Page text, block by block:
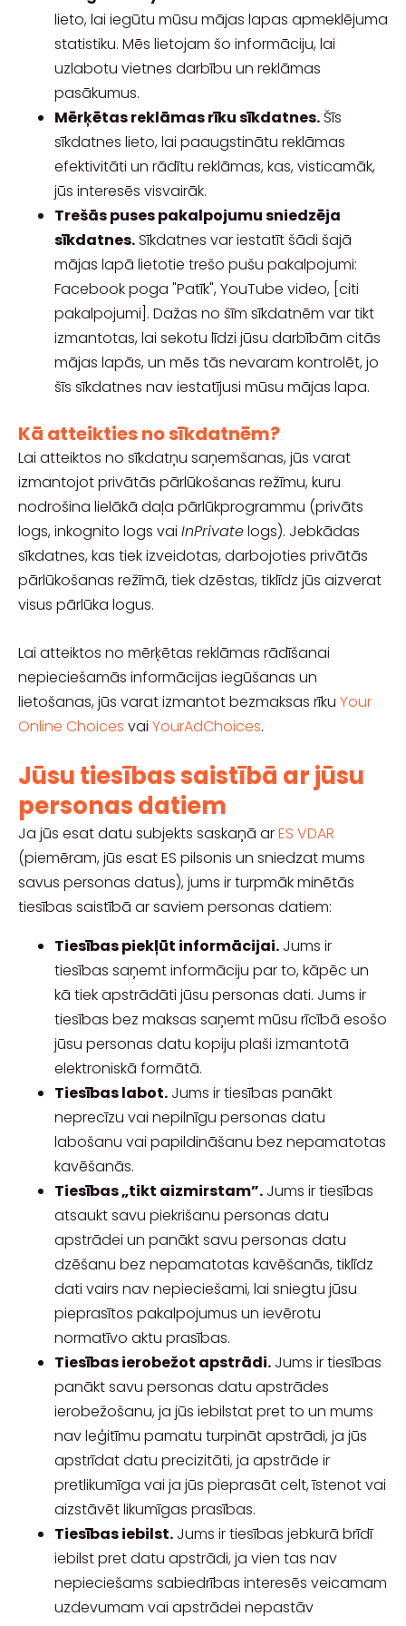
lieto, lai iegūtu mūsu mājas lapas apmeklējuma
statistiku. Mēs lietojam šo informāciju, lai
uzlabotu vietnes darbību un reklāmas
pasākumus.
Mērķētas reklāmas rīku sīkdatnes.Šīs
sīkdatnes lieto, lai paaugstinātu reklāmas
efektivitāti un rādītu reklāmas, kas, visticamāk,
jūs interesēs visvairāk.
Trešās puses pakalpojumu sniedzēja
sīkdatnes.Sīkdatnes var iestatīt šādi šajā
mājas lapā lietotie trešo pušu pakalpojumi:
Facebook poga "Patīk", YouTube video, [citi
pakalpojumi]. Dažas no šīm sīkdatnēm var tikt
izmantotas, lai sekotu līdzi jūsu darbībām citās
mājas lapās, un mēs tās nevaram kontrolēt, jo
šīs sīkdatnes nav iestatījusi mūsu mājas lapa.
Kā atteikties no sīkdatnēm?
Lai atteiktos no sīkdatņu saņemšanas, jūs varat
izmantojot privātās pārlūkošanas režīmu, kuru
nodrošina lielākā daļa pārlūkprogrammu (privāts
logs, inkognito logs vai InPrivatelogs). Jebkādas
sīkdatnes, kas tiek izveidotas, darbojoties privātās
pārlūkošanas režīmā, tiek dzēstas, tiklīdz jūs aizverat
visus pārlūka logus.
Lai atteiktos no mērķētas reklāmas rādīšanai
nepieciešamās informācijas iegūšanas un
lietošanas, jūs varat izmantot bezmaksas rīku Your
Online Choices vai YourAdChoices.
Jūsu tiesības saistībā ar jūsu
personas datiem
Ja jūs esat datu subjekts saskaņā arES VDAR
(piemēram, jūs esat ES pilsonis un sniedzat mums
savus personas datus), jums ir turpmāk minētās
tiesības saistībā ar saviem personas datiem:
Tiesības piekļūt informācijai. Jums ir
tiesības saņemt informāciju par to, kāpēc un
kā tiek apstrādāti jūsu personas dati. Jums ir
tiesības bez maksas saņemt mūsu rīcībā esošo
jūsu personas datu kopiju plaši izmantotā
elektroniskā formātā.
Tiesības labot. Jums ir tiesības panākt
neprecīzu vai nepilnīgu personas datu
labošanu vai papildināšanu bez nepamatotas
kavēšanās.
Tiesības „tikt aizmirstam”. Jums ir tiesības
atsaukt savu piekrišanu personas datu
apstrādei un panākt savu personas datu
dzēšanu bez nepamatotas kavēšanās, tiklīdz
dati vairs nav nepieciešami, lai sniegtu jūsu
pieprasītos pakalpojumus un ievērotu
normatīvo aktu prasības.
Tiesības ierobežot apstrādi. Jums ir tiesības
panākt savu personas datu apstrādes
ierobežošanu, ja jūs iebilstat pret to un mums
nav leģitīmu pamatu turpināt apstrādi, ja jūs
apstrīdat datu precizitāti, ja apstrāde ir
pretlikumīga vai ja jūs pieprasāt celt, īstenot vai
aizstāvēt likumīgas prasības.
Tiesības iebilst. Jums ir tiesības jebkurā brīdī
iebilst pret datu apstrādi, ja vien tas nav
nepieciešams sabiedrības interesēs veicamam
uzdevumam vai apstrādei nepastāv